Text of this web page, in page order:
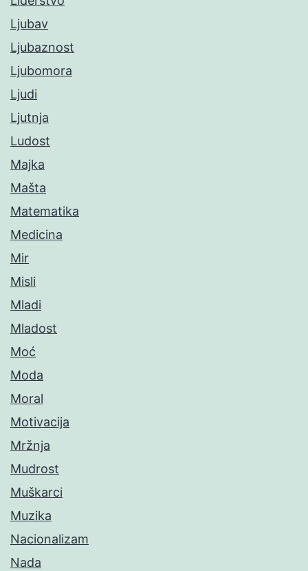
Ljubav
Ljubaznost
Ljubomora
Ljudi
Ljutnja
Ludost
Majka
Mašta
Matematika
Medicina
Mir
Misli
Mladi
Mladost
Moć
Moda
Moral
Motivacija
Mržnja
Mudrost
Muškarci
Muzika
Nacionalizam
Nada